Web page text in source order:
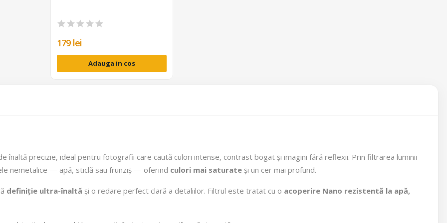
179 lei
Adauga in cos
înaltă precizie, ideal pentru fotografii care caută culori intense, contrast bogat și imagini fără reflexii. Prin filtrarea luminii
nemetalice — apă, sticlă sau frunziș — oferind culori mai saturate și un cer mai profund.
definiție ultra-înaltă și o redare perfect clară a detaliilor. Filtrul este tratat cu o acoperire Nano rezistentă la apă,